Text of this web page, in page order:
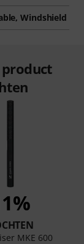
Windshield
MKE 600